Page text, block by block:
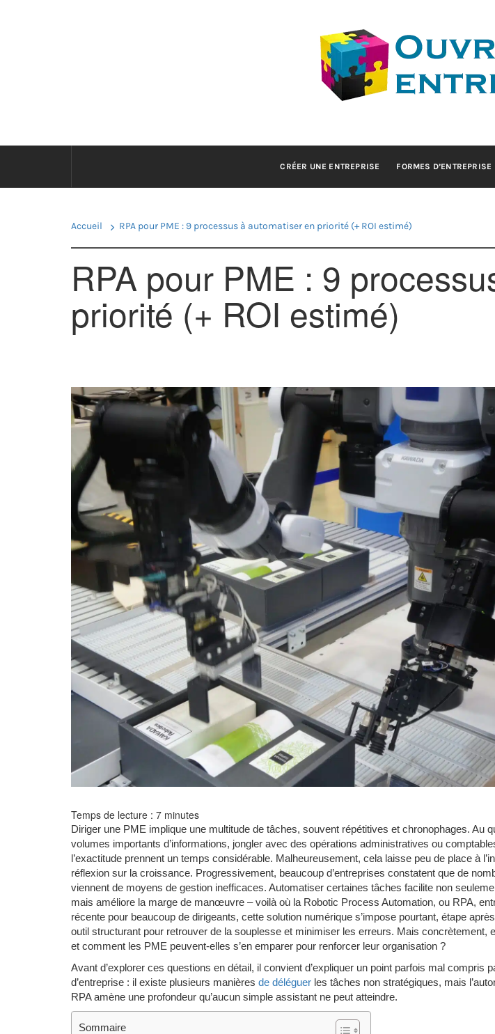
OUVRIR UNE
CRÉER UNE ENTREPRISE FORMES D’ENTREPRISE
Accueil RPA pour PME : 9 processus à automatiser en priorité (+ ROI estimé)
RPA pour PME : 9
priorité (+ ROI estimé)
Temps de lecture : 7 minutes
Diriger une PME implique une multitude de tâches, souvent répétitives et chronophages. Au
volumes importants d’informations, jongler avec des opérations administratives ou
l’exactitude prennent un temps considérable. Malheureusement, cela laisse peu de place à
réflexion sur la croissance. Progressivement, beaucoup d’entreprises constatent que de
viennent de moyens de gestion inefficaces. Automatiser certaines tâches facilite non
mais améliore la marge de manœuvre – voilà où la Robotic Process Automation, ou RPA,
récente pour beaucoup de dirigeants, cette solution numérique s’impose pourtant, étape
outil structurant pour retrouver de la souplesse et minimiser les erreurs. Mais concrètement,
et comment les PME peuvent-elles s’en emparer pour renforcer leur organisation ?
Avant d’explorer ces questions en détail, il convient d’expliquer un point parfois mal compris
d’entreprise : il existe plusieurs manières de déléguer les tâches non stratégiques, mais
RPA amène une profondeur qu’aucun simple assistant ne peut atteindre.
Sommaire